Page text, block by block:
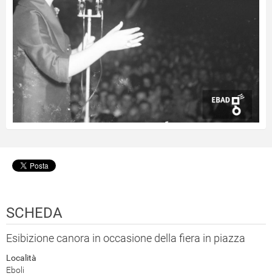
SCHEDA
Esibizione canora in occasione della fiera in piazza
Località
Eboli